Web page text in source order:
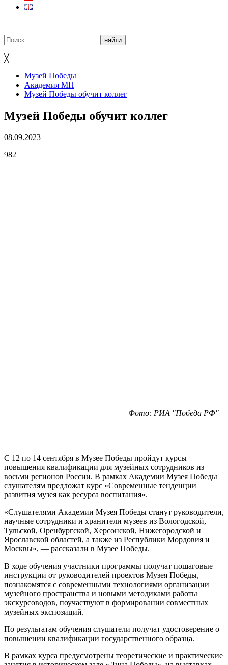
╳
Музей Победы
Академия МП
Музей Победы обучит коллег
Музей Победы обучит коллег
08.09.2023
982
Фото: РИА "Победа РФ"
С 12 по 14 сентября в Музее Победы пройдут курсы
повышения квалификации для музейных сотрудников из
восьми регионов России. В рамках Академии Музея Победы
слушателям предложат курс «Современные тенденции
развития музея как ресурса воспитания».
«Слушателями Академии Музея Победы станут руководители,
научные сотрудники и хранители музеев из Вологодской,
Тульской, Оренбургской, Херсонской, Нижегородской и
Ярославской областей, а также из Республики Мордовия и
Москвы», — рассказали в Музее Победы.
В ходе обучения участники программы получат пошаговые
инструкции от руководителей проектов Музея Победы,
познакомятся с современными технологиями организации
музейного пространства и новыми методиками работы
экскурсоводов, поучаствуют в формировании совместных
музейных экспозиций.
По результатам обучения слушатели получат удостоверение о
повышении квалификации государственного образца.
В рамках курса предусмотрены теоретические и практические